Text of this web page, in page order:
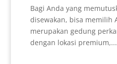
Bagi Anda yang
disewakan, bisa memilih
merupakan gedung
dengan lokasi premium,...